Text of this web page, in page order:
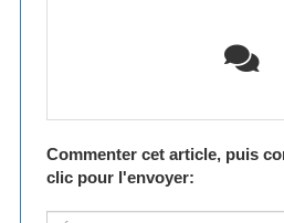
Commenter cet article, puis
clic pour l'envoyer: